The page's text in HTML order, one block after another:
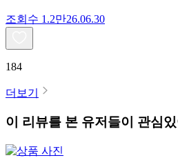
조회수 1.2만26.06.30
184
더보기
이 리뷰를 본 유저들이 관심